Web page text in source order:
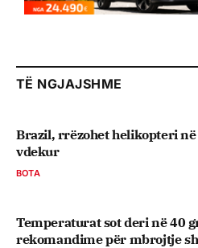
TË NGJAJSHME
Brazil, rrëzohet helikopteri në
vdekur
BOTA
Temperaturat sot deri në 40
rekomandime për mbrojtje